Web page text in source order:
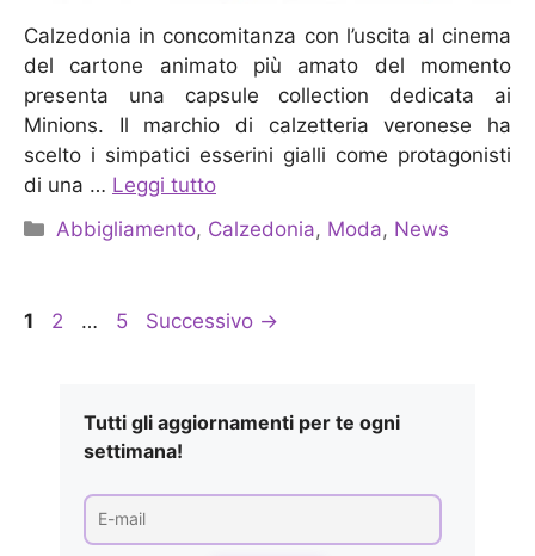
Calzedonia in concomitanza con l’uscita al cinema
del cartone animato più amato del momento
presenta una capsule collection dedicata ai
Minions. Il marchio di calzetteria veronese ha
scelto i simpatici esserini gialli come protagonisti
di una … Leggi tutto
Categorie
Abbigliamento, Calzedonia, Moda, News
Pagina
1 Pagina
2 … Pagina
5 Successivo →
Tutti gli aggiornamenti per te ogni
settimana!